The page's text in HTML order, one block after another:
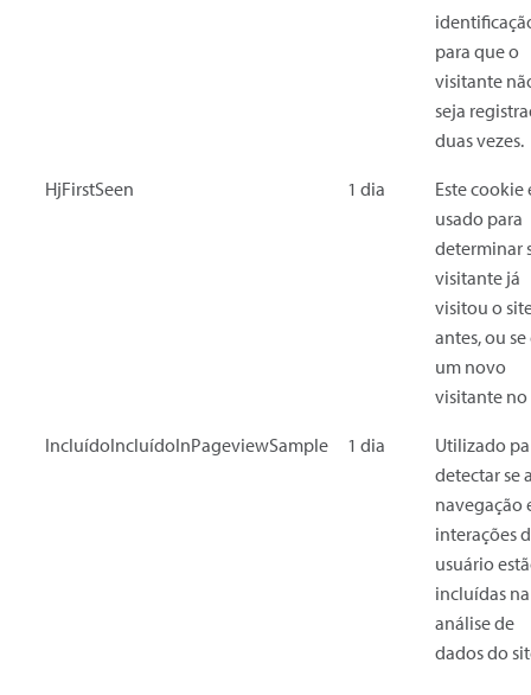
para que o
visitante
seja
duas vezes.
HjFirstSeen 1 dia
Este cookie
usado para
determinar
visitante já
visitou o
antes, ou se
um novo
visitante no
IncluídoIncluídoInPageviewSample 1 dia
Utilizado
detectar se
navegação
interações
usuário
incluídas na
análise de
dados do